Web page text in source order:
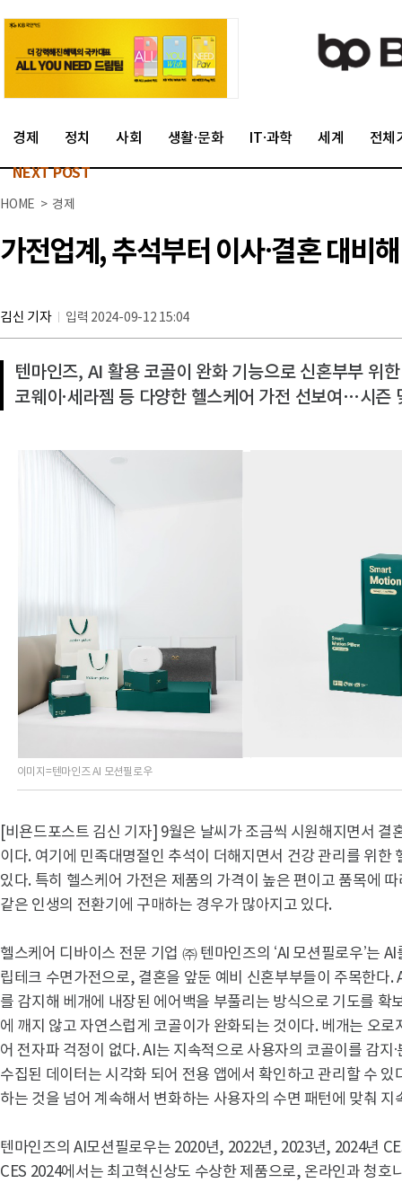
경제 정치 사회 생활·문화 IT·과학 세계 전체
NEXT POST
HOME > 경제
가전업계, 추석부터 이사·결혼 대비
김신 기자 입력 2024-09-12 15:04
텐마인즈, AI 활용 코골이 완화 기능으로 신혼부부 위
코웨이·세라젬 등 다양한 헬스케어 가전 선보여…시즌
이미지=텐마인즈 AI 모션필로우
[비욘드포스트 김신 기자] 9월은 날씨가 조금씩 시원해지면서
이다. 여기에 민족대명절인 추석이 더해지면서 건강 관리를 위한
있다. 특히 헬스케어 가전은 제품의 가격이 높은 편이고 품목에
같은 인생의 전환기에 구매하는 경우가 많아지고 있다.
헬스케어 디바이스 전문 기업 ㈜ 텐마인즈의 ‘AI 모션필로우’는
립테크 수면가전으로, 결혼을 앞둔 예비 신혼부부들이 주목한다.
를 감지해 베개에 내장된 에어백을 부풀리는 방식으로 기도를 확
에 깨지 않고 자연스럽게 코골이가 완화되는 것이다. 베개는 오
어 전자파 걱정이 없다. AI는 지속적으로 사용자의 코골이를 감지
수집된 데이터는 시각화 되어 전용 앱에서 확인하고 관리할 수 있
하는 것을 넘어 계속해서 변화하는 사용자의 수면 패턴에 맞춰
텐마인즈의 AI모션필로우는 2020년, 2022년, 2023년, 2024년
CES 2024에서는 최고혁신상도 수상한 제품으로, 온라인과 청호